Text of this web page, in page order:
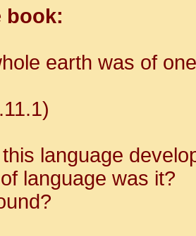
book:
earth was of
language
language was it?